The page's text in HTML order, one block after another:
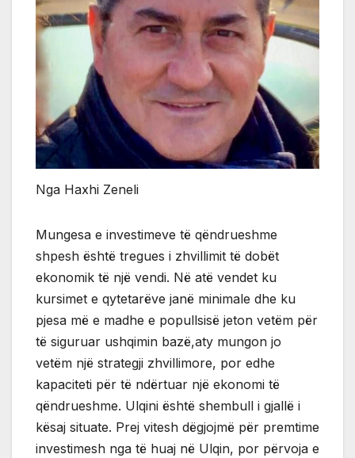
Nga Haxhi Zeneli
Mungesa e investimeve të qëndrueshme
shpesh është tregues i zhvillimit të dobët
ekonomik të një vendi. Në atë vendet ku
kursimet e qytetarëve janë minimale dhe ku
pjesa më e madhe e popullsisë jeton vetëm për
të siguruar ushqimin bazë,aty mungon jo
vetëm një strategji zhvillimore, por edhe
kapaciteti për të ndërtuar një ekonomi të
qëndrueshme. Ulqini është shembull i gjallë i
kësaj situate. Prej vitesh dëgjojmë për premtime
investimesh nga të huaj në Ulqin, por përvoja e